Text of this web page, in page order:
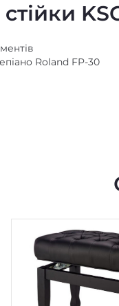
Roland FP-30